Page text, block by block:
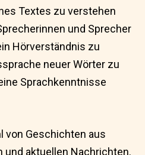
Textes zu verstehen
und Sprecher
Hörverständnis zu
neuer Wörter zu
Sprachkenntnisse
von Geschichten aus
und aktuellen Nachrichten.